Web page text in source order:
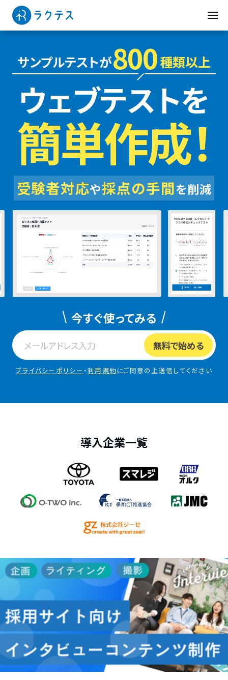
サンプルテストが800種類以上
ウェブテストを
簡単作成！
受験者対応や採点の手間を削減
今すぐ使ってみる
プライバシーポリシー ・利用規約にご同意の上送信してください
導入企業一覧